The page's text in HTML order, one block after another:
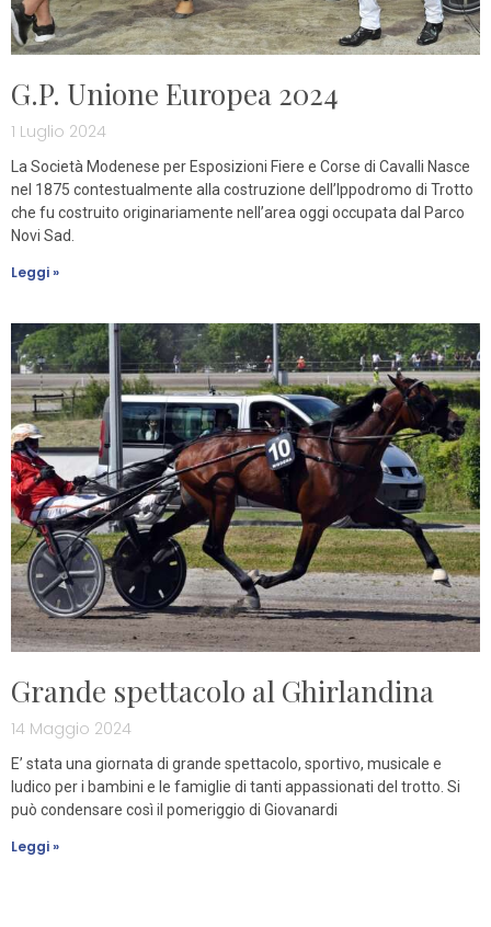
G.P. Unione Europea 2024
1 Luglio 2024
La Società Modenese per Esposizioni Fiere e Corse di Cavalli Nasce
nel 1875 contestualmente alla costruzione dell’Ippodromo di Trotto
che fu costruito originariamente nell’area oggi occupata dal Parco
Novi Sad.
Leggi »
Grande spettacolo al Ghirlandina
14 Maggio 2024
E’ stata una giornata di grande spettacolo, sportivo, musicale e
ludico per i bambini e le famiglie di tanti appassionati del trotto. Si
può condensare così il pomeriggio di Giovanardi
Leggi »